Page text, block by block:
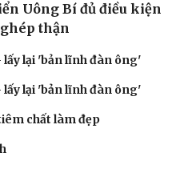
Uông Bí đủ điều kiện
thận
lại 'bản lĩnh đàn ông'
lại 'bản lĩnh đàn ông'
chất làm đẹp